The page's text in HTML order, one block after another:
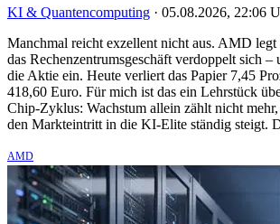
KI & Quantencomputing · 05.08.2026, 22:06
Manchmal reicht exzellent nicht aus. AMD legt
das Rechenzentrumsgeschäft verdoppelt sich
die Aktie ein. Heute verliert das Papier 7,45
418,60 Euro. Für mich ist das ein Lehrstück
Chip-Zyklus: Wachstum allein zählt nicht
den Markteintritt in die KI-Elite ständig steigt.
AMD